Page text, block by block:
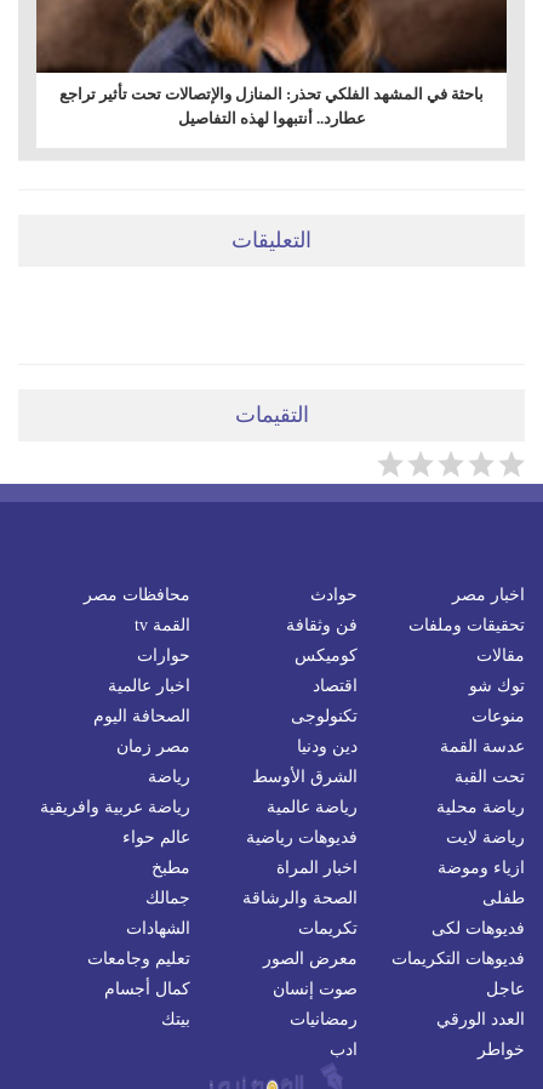
باحثة في المشهد الفلكي تحذر: المنازل والإتصالات تحت تأثير تراجع
عطارد.. أنتبهوا لهذه التفاصيل
التعليقات
التقيمات
اخبار مصر حوادث
محافظات مصر
تحقيقات وملفات
فن وثقافة
القمة tv
مقالات
كوميكس
حوارات
توك شو
اقتصاد
اخبار عالمية
منوعات
تكنولوجى
الصحافة اليوم
عدسة القمة
دين ودنيا
مصر زمان
تحت القبة
الشرق الأوسط
رياضة
رياضة محلية
رياضة عالمية
رياضة عربية وافريقية
رياضة لايت
فديوهات رياضية
عالم حواء
ازياء وموضة
اخبار المراة
مطبخ
طفلى
الصحة والرشاقة
جمالك
فديوهات لكى
تكريمات
الشهادات
فديوهات التكريمات
معرض الصور
تعليم وجامعات
عاجل
صوت إنسان
كمال أجسام
العدد الورقي
رمضانيات
بيتك
خواطر
ادب